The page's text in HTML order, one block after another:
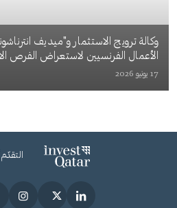
وكالة ترويج الاستثمار و"ميديف
الأعمال الفرنسيين لاستعراض الفرص
17 يونيو 2026